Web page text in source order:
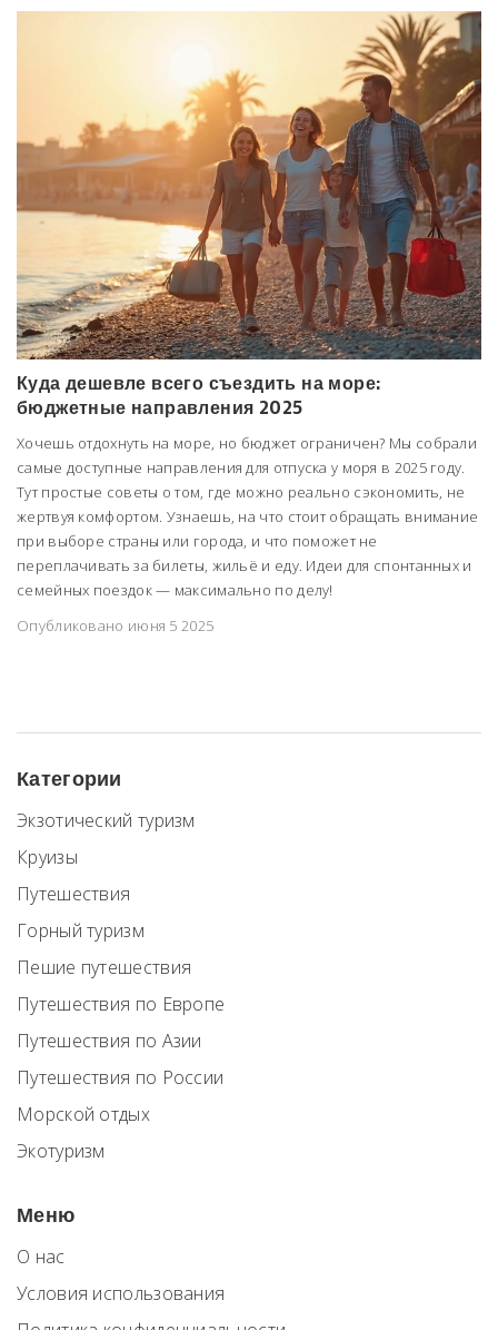
Куда дешевле всего съездить на море:
бюджетные направления 2025
Хочешь отдохнуть на море, но бюджет ограничен? Мы собрали
самые доступные направления для отпуска у моря в 2025 году.
Тут простые советы о том, где можно реально сэкономить, не
жертвуя комфортом. Узнаешь, на что стоит обращать внимание
при выборе страны или города, и что поможет не
переплачивать за билеты, жильё и еду. Идеи для спонтанных и
семейных поездок — максимально по делу!
Опубликовано июня 5 2025
Категории
Экзотический туризм
Круизы
Путешествия
Горный туризм
Пешие путешествия
Путешествия по Европе
Путешествия по Азии
Путешествия по России
Морской отдых
Экотуризм
Меню
О нас
Условия использования